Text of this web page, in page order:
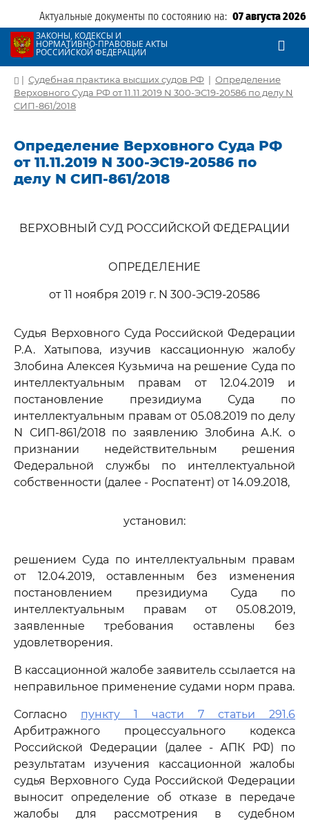
Актуальные документы по состоянию на: 07 августа 2026
ЗАКОНЫ, КОДЕКСЫ И
НОРМАТИВНО-ПРАВОВЫЕ АКТЫ
РОССИЙСКОЙ ФЕДЕРАЦИИ
| Судебная практика высших судов РФ | Определение
Верховного Суда РФ от 11.11.2019 N 300-ЭС19-20586 по делу N
СИП-861/2018
Определение Верховного Суда РФ
от 11.11.2019 N 300-ЭС19-20586 по
делу N СИП-861/2018
ВЕРХОВНЫЙ СУД РОССИЙСКОЙ ФЕДЕРАЦИИ
ОПРЕДЕЛЕНИЕ
от 11 ноября 2019 г. N 300-ЭС19-20586
Судья Верховного Суда Российской Федерации
Р.А. Хатыпова, изучив кассационную жалобу
Злобина Алексея Кузьмича на решение Суда по
интеллектуальным правам от 12.04.2019 и
постановление президиума Суда по
интеллектуальным правам от 05.08.2019 по делу
N СИП-861/2018 по заявлению Злобина А.К. о
признании недействительным решения
Федеральной службы по интеллектуальной
собственности (далее - Роспатент) от 14.09.2018,
установил:
решением Суда по интеллектуальным правам
от 12.04.2019, оставленным без изменения
постановлением президиума Суда по
интеллектуальным правам от 05.08.2019,
заявленные требования оставлены без
удовлетворения.
В кассационной жалобе заявитель ссылается на
неправильное применение судами норм права.
Согласно пункту 1 части 7 статьи 291.6
Арбитражного процессуального кодекса
Российской Федерации (далее - АПК РФ) по
результатам изучения кассационной жалобы
судья Верховного Суда Российской Федерации
выносит определение об отказе в передаче
жалобы для рассмотрения в судебном